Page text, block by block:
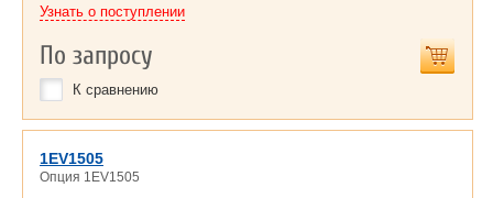
Узнать о поступлении
По запросу
К сравнению
1EV1505
Опция 1EV1505